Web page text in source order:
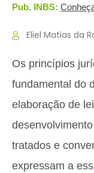
Pub. INBS:
Eliel Matias da
Os princípios
fundamental do
elaboração de
tratados e
expressam a